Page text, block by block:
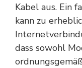
Kabel aus. Ein
kann zu
dass sowohl